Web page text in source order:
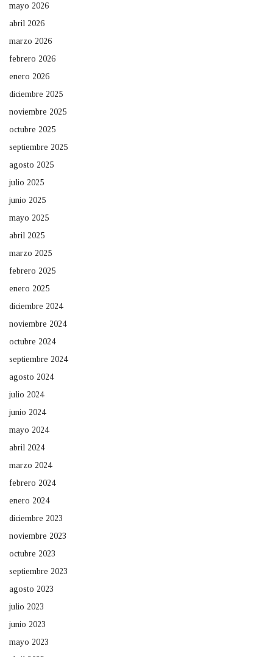
mayo 2026
abril 2026
marzo 2026
febrero 2026
enero 2026
diciembre 2025
noviembre 2025
octubre 2025
septiembre 2025
agosto 2025
julio 2025
junio 2025
mayo 2025
abril 2025
marzo 2025
febrero 2025
enero 2025
diciembre 2024
noviembre 2024
octubre 2024
septiembre 2024
agosto 2024
julio 2024
junio 2024
mayo 2024
abril 2024
marzo 2024
febrero 2024
enero 2024
diciembre 2023
noviembre 2023
octubre 2023
septiembre 2023
agosto 2023
julio 2023
junio 2023
mayo 2023